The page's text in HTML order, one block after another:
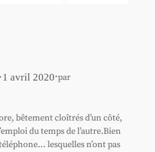
1 avril 2020·par
bêtement cloîtrés d’un côté,
du temps de l’autre.Bien
lesquelles n’ont pas